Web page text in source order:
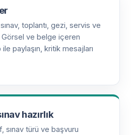
toplantı, gezi, servis ve
ve belge içeren
paylaşın, kritik mesajları
hazırlık
sınav türü ve başvuru